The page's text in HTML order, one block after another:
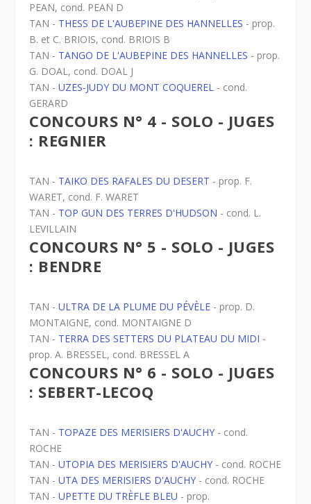
PEAN, cond. PEAN D
TAN - THESS DE L'AUBEPINE DES HANNELLES - prop.
B. et C. BRIOIS, cond. BRIOIS B
TAN - TANGO DE L'AUBEPINE DES HANNELLES - prop.
G. DOAL, cond. DOAL J
TAN -UZES-JUDY DU MONT COQUEREL - cond.
GERARD
CONCOURS N° 4 - SOLO - JUGES
: REGNIER
TAN - TAIKO DES RAFALES DU DESERT - prop. F.
WARET, cond. F. WARET
TAN - TOP GUN DES TERRES D'HUDSON - cond. L.
LEVILLAIN
CONCOURS N° 5 - SOLO - JUGES
: BENDRE
TAN -ULTRA DE LA PLUME DU PÉVÈLE - prop. D.
MONTAIGNE, cond. MONTAIGNE D
TAN - TERRA DES SETTERS DU PLATEAU DU MIDI -
prop. A. BRESSEL, cond. BRESSEL A
CONCOURS N° 6 - SOLO - JUGES
: SEBERT-LECOQ
TAN - TOPAZE DES MERISIERS D'AUCHY - cond.
ROCHE
TAN -UTOPIA DES MERISIERS D'AUCHY - cond. ROCHE
TAN -UTA DES MERISIERS D'AUCHY - cond. ROCHE
TAN -UPETTE DU TRÈFLE BLEU - prop.